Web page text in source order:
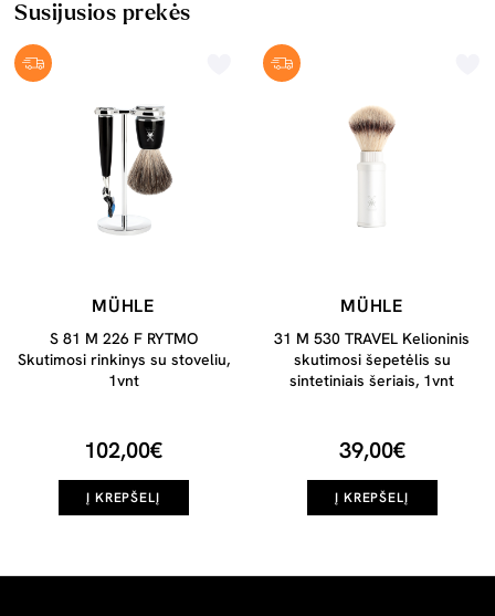
Susijusios prekės
MÜHLE
S 81 M 226 F RYTMO
Skutimosi rinkinys su stoveliu,
1vnt
102,00€
Į KREPŠELĮ
MÜHLE
31 M 530 TRAVEL Kelioninis
skutimosi šepetėlis su
sintetiniais šeriais, 1vnt
39,00€
Į KREPŠELĮ